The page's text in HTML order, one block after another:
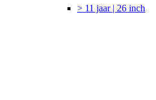
> 11 jaar | 26 inch